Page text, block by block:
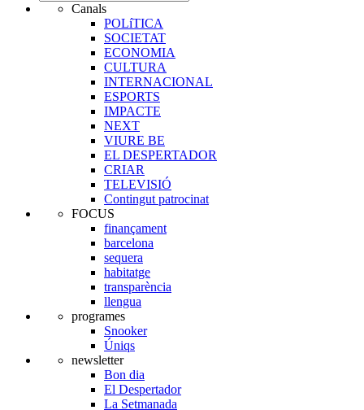
Canals
POLíTICA
SOCIETAT
ECONOMIA
CULTURA
INTERNACIONAL
ESPORTS
IMPACTE
NEXT
VIURE BE
EL DESPERTADOR
CRIAR
TELEVISIÓ
Contingut patrocinat
FOCUS
finançament
barcelona
sequera
habitatge
transparència
llengua
programes
Snooker
Úniqs
newsletter
Bon dia
El Despertador
La Setmanada